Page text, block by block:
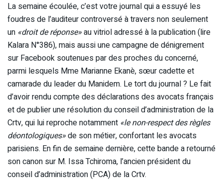
La semaine écoulée, c’est votre journal qui a essuyé les
foudres de l’auditeur controversé à travers non seulement
un «droit de réponse»au vitriol adressé à la publication (lire
Kalara N°386), mais aussi une campagne de dénigrement
sur Facebook soutenues par des proches du concerné,
parmi lesquels Mme Marianne Ekanè, sœur cadette et
camarade du leader du Manidem. Le tort du journal ? Le fait
d’avoir rendu compte des déclarations des avocats français
et de publier une résolution du conseil d’administration de la
Crtv, qui lui reproche notamment «le non-respect des règles
déontologiques»de son métier, confortant les avocats
parisiens. En fin de semaine dernière, cette bande a retourné
son canon sur M. Issa Tchiroma, l’ancien président du
conseil d’administration (PCA) de la Crtv.